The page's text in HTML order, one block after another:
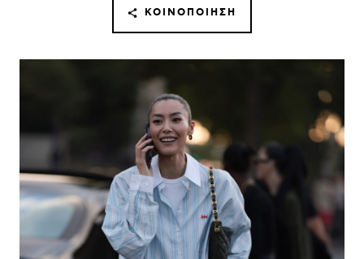
ΚΟΙΝΟΠΟΊΗΣΗ